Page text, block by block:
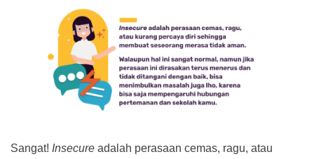
Sangat! Insecure adalah perasaan cemas, ragu, atau